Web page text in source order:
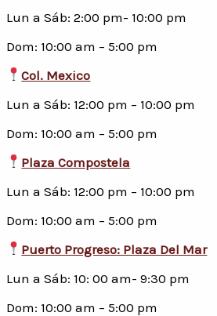
Lun a Sáb: 2:00 pm- 10:00 pm
Dom: 10:00 am – 5:00 pm
Col. Mexico
Lun a Sáb: 12:00 pm – 10:00 pm
Dom: 10:00 am – 5:00 pm
Plaza Compostela
Lun a Sáb: 12:00 pm – 10:00 pm
Dom: 10:00 am – 5:00 pm
Puerto Progreso: Plaza Del Mar
Lun a Sáb: 10: 00 am- 9:30 pm
Dom: 10:00 am – 5:00 pm